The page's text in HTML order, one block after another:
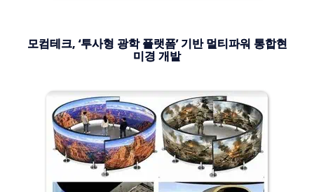
모컴테크, ‘투사형 광학 플랫폼’ 기반 멀티파워 통합현
미경 개발